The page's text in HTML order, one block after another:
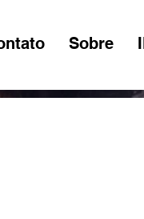
Sobre